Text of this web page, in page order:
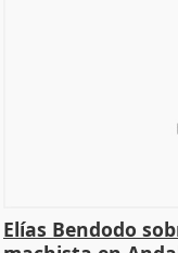
Elías Bendodo